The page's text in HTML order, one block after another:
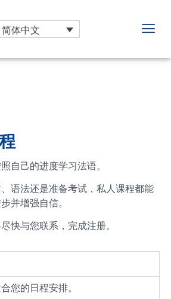
简体中文
自己的进度学习法语。
语法还是准备考试，私人课程都能
并增强自信。
快与您联系，完成注册。
您的日程安排。